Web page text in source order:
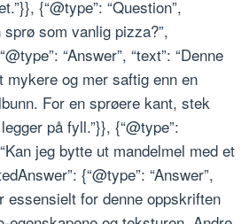
{“@type”: “Question”,
sprø som vanlig pizza?”,
“Answer”, “text”: “Denne
mykere og mer saftig enn en
For en sprøere kant, stek
på fyll.”}}, {“@type”:
jeg bytte ut mandelmel med et
{“@type”: “Answer”,
essensielt for denne oppskriften